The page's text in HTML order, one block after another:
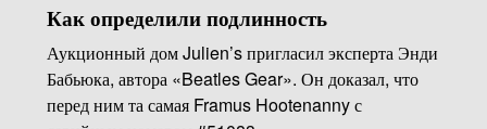
Как определили подлинность
Аукционный дом Julien’s пригласил эксперта Энди
Бабьюка, автора «Beatles Gear». Он доказал, что
перед ним та самая Framus Hootenanny с